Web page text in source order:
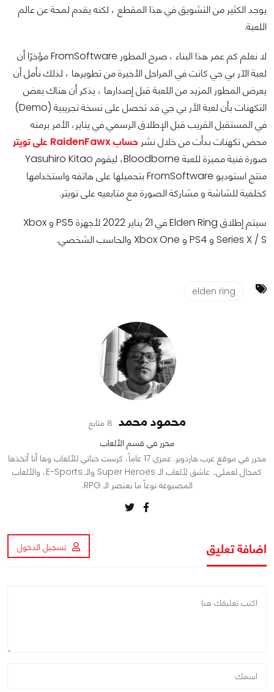
يوجد الكثير من التشويق في هذا المقطع ، لكنه يقدم لمحة عن عالم
اللعبة.
لا نعلم كم عمر هذا البناء ، صرح المطور FromSoftware مؤخرًا أن
لعبة الآر بي جي كانت في المراحل الأخيرة من تطويرها ، لذلك نأمل أن
يعرض المطور المزيد من اللعبة قبل إصدارها ، يذكر أن هناك بعض
التكهنات بأن لعبة الأر بي جي قد تحصل على نسخة تجريبية (Demo)
في المستقبل القريب قبل الإطلاق الرسمي في يناير، الأمر برمته
محض تكهنات بدأت من خلال نشر حساب RaidenFawx على تويتر
صورة فنية مميزة للعبة Bloodborne، ليقوم Yasuhiro Kitao
منتج استوديو FromSoftware بتحميلها على هاتفه واستخدامها
كخلفية للشاشة و مشاركة الصورة مع متابعيه على تويتر.
سيتم إطلاق Elden Ring في 21 يناير 2022 لأجهزة PS5 و Xbox
Series X / S و PS4 و Xbox One والحاسب الشخصي.
elden ring
محمود محمد 8 متابع
محرر في قسم الألعاب
محرر في موقع عرب هاردوير. عمري 17 عاماً، كرست حياتي للألعاب وها أنا أتخذها
كمجال لعملي.. عاشق لألعاب الـ Super Heroes والـ E-Sports، والألعاب
المصبوغة نوعاً ما بعنصر الـ RPG.
اضافة تعليق تسجيل الدخول